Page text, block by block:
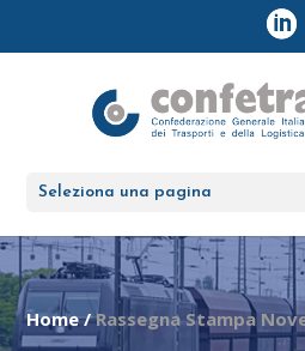
Seleziona una pagina
Home/Rassegna Stampa